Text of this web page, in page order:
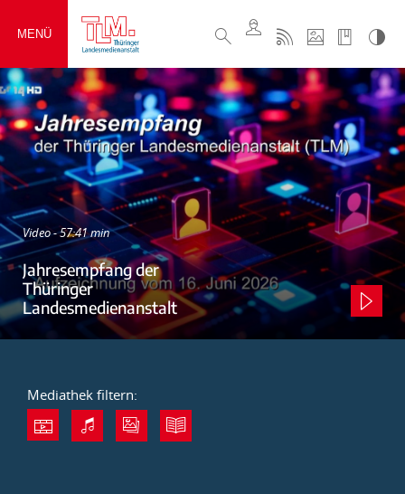
MENÜ
Video - 57:41 min
Jahresempfang der
Thüringer
Landesmedienanstalt
Mediathek filtern: